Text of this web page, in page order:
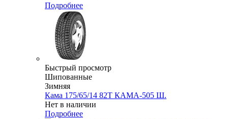
Подробнее
Быстрый просмотр
Шипованные
Зимняя
Кама 175/65/14 82T КАМА-505 Ш.
Нет в наличии
Подробнее